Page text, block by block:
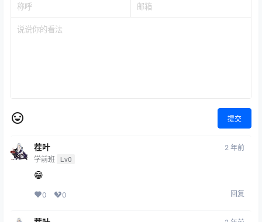
提交
茬叶
学前班 Lv0
2 年前
😁
0 0 回复